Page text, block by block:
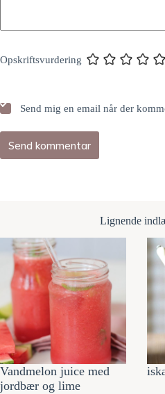
Opskriftsvurdering
Send mig en email når der
Send kommentar
Lignende
Vandmelon juice med
jordbær og lime